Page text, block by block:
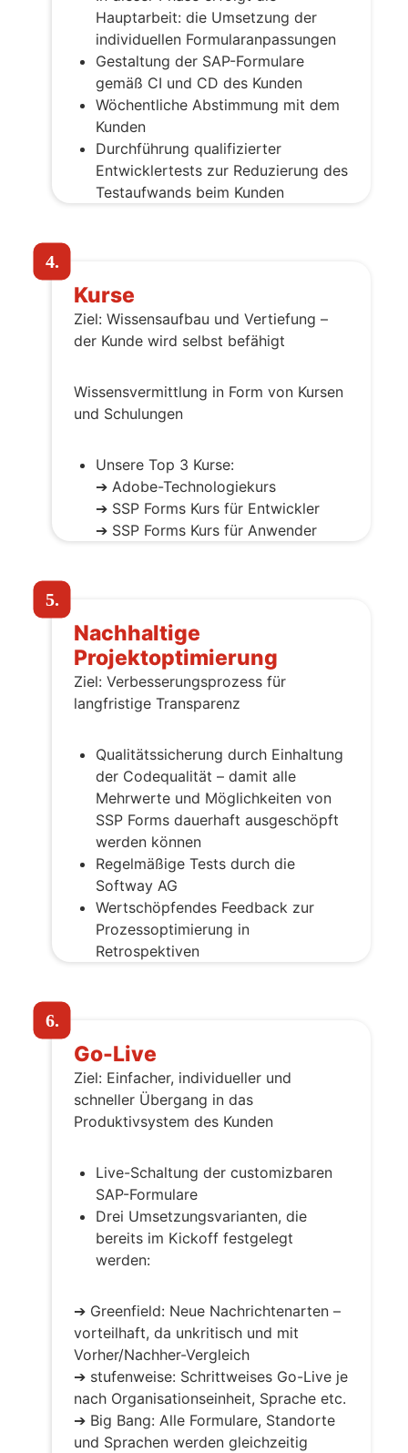
Hauptarbeit: die Umsetzung der
individuellen Formularanpassungen
Gestaltung der SAP-Formulare
gemäß CI und CD des Kunden
Wöchentliche Abstimmung mit dem
Kunden
Durchführung qualifizierter
Entwicklertests zur Reduzierung des
Testaufwands beim Kunden
4.
Kurse
Ziel: Wissensaufbau und Vertiefung –
der Kunde wird selbst befähigt
Wissensvermittlung in Form von Kursen
und Schulungen
Unsere Top 3 Kurse:
➔ Adobe-Technologiekurs
➔ SSP Forms Kurs für Entwickler
➔ SSP Forms Kurs für Anwender
5.
Nachhaltige
Projektoptimierung
Ziel: Verbesserungsprozess für
langfristige Transparenz
Qualitätssicherung durch Einhaltung
der Codequalität – damit alle
Mehrwerte und Möglichkeiten von
SSP Forms dauerhaft ausgeschöpft
werden können
Regelmäßige Tests durch die
Softway AG
Wertschöpfendes Feedback zur
Prozessoptimierung in
Retrospektiven
6.
Go-Live
Ziel: Einfacher, individueller und
schneller Übergang in das
Produktivsystem des Kunden
Live-Schaltung der customizbaren
SAP-Formulare
Drei Umsetzungsvarianten, die
bereits im Kickoff festgelegt
werden:
➔ Greenfield: Neue Nachrichtenarten –
vorteilhaft, da unkritisch und mit
Vorher/Nachher-Vergleich
➔ stufenweise: Schrittweises Go-Live je
nach Organisationseinheit, Sprache etc.
➔ Big Bang: Alle Formulare, Standorte
und Sprachen werden gleichzeitig